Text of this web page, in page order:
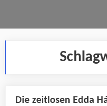
Die zeitlosen Edda